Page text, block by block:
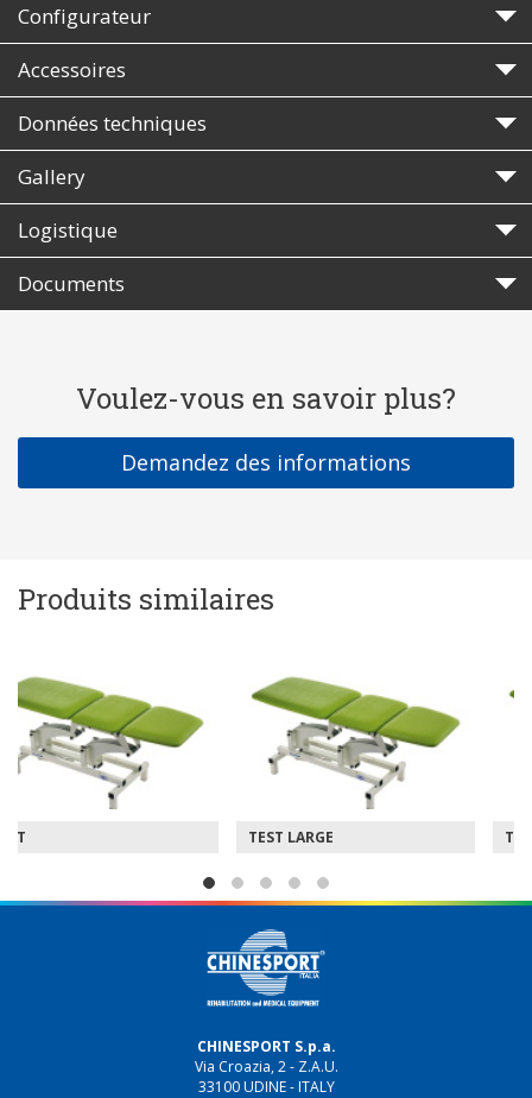
Configurateur
Accessoires
Données techniques
Gallery
Logistique
Documents
Voulez-vous en savoir plus?
Demandez des informations
Produits similaires
TEST ECODOP
CHINESPORT S.p.a.
Via Croazia, 2 - Z.A.U.
33100 UDINE - ITALY